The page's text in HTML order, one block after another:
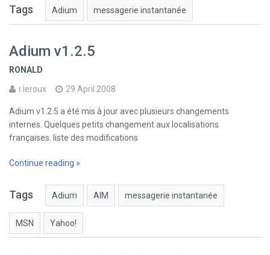
Tags Adium messagerie instantanée
Adium v1.2.5
RONALD
r.leroux
29 April 2008
Adium v1.2.5 a été mis à jour avec plusieurs changements
internes. Quelques petits changement aux localisations
françaises. liste des modifications
Continue reading »
Tags Adium AIM messagerie instantanée
MSN Yahoo!